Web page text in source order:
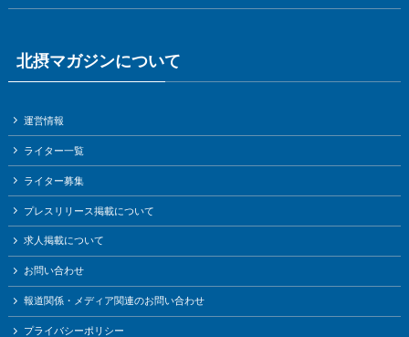
北摂マガジンについて
運営情報
ライター一覧
ライター募集
プレスリリース掲載について
求人掲載について
お問い合わせ
報道関係・メディア関連のお問い合わせ
プライバシーポリシー